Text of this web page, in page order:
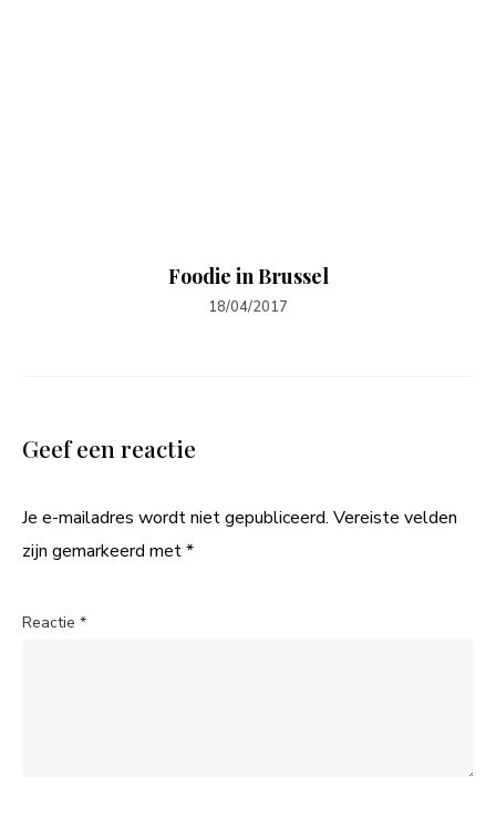
Foodie in Brussel
18/04/2017
Geef een reactie
Je e-mailadres wordt niet gepubliceerd. Vereiste velden
zijn gemarkeerd met*
Reactie *